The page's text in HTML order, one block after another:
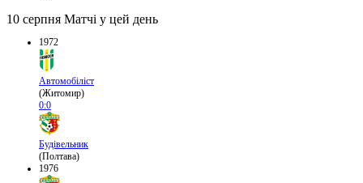
10 серпня Матчі у цей день
1972
Автомобіліст
(Житомир)
0:0
Будівельник
(Полтава)
1976